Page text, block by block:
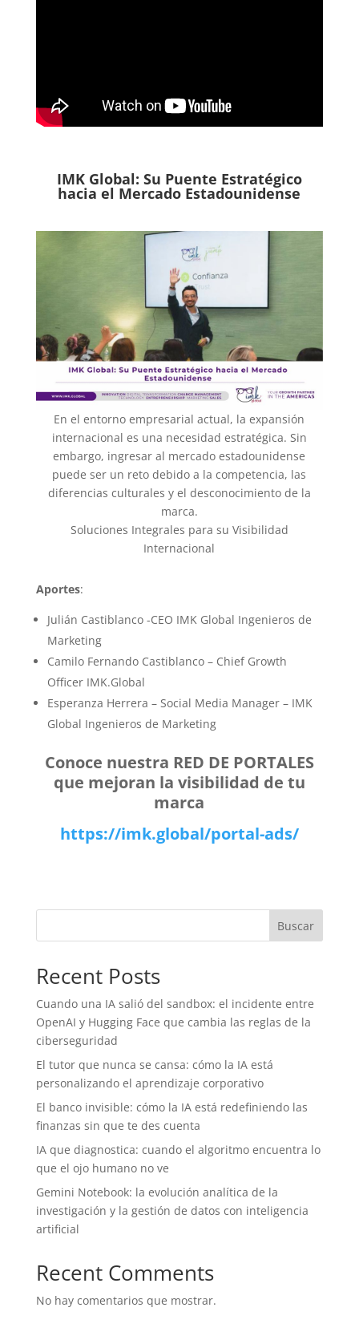
IMK Global: Su Puente Estratégico
hacia el Mercado Estadounidense
En el entorno empresarial actual, la expansión
internacional es una necesidad estratégica. Sin
embargo, ingresar al mercado estadounidense
puede ser un reto debido a la competencia, las
diferencias culturales y el desconocimiento de la
marca.
Soluciones Integrales para su Visibilidad
Internacional
Aportes:
Julián Castiblanco -CEO IMK Global Ingenieros de
Marketing
Camilo Fernando Castiblanco – Chief Growth
Officer IMK.Global
Esperanza Herrera – Social Media Manager – IMK
Global Ingenieros de Marketing
Conoce nuestra RED DE PORTALES
que mejoran la visibilidad de tu
marca
https://imk.global/portal-ads/
Buscar
Recent Posts
Cuando una IA salió del sandbox: el incidente entre
OpenAI y Hugging Face que cambia las reglas de la
ciberseguridad
El tutor que nunca se cansa: cómo la IA está
personalizando el aprendizaje corporativo
El banco invisible: cómo la IA está redefiniendo las
finanzas sin que te des cuenta
IA que diagnostica: cuando el algoritmo encuentra lo
que el ojo humano no ve
Gemini Notebook: la evolución analítica de la
investigación y la gestión de datos con inteligencia
artificial
Recent Comments
No hay comentarios que mostrar.